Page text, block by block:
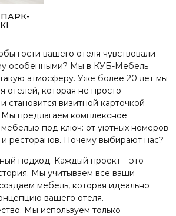
гости вашего отеля чувствовали
особенными? Мы в КУБ-Мебель
такую атмосферу. Уже более 20 лет мы
отелей, которая не просто
становится визитной карточкой
предлагаем комплексное
под ключ: от уютных номеров
ресторанов. Почему выбирают нас?
подход. Каждый проект – это
Мы учитываем все ваши
мебель, которая идеально
вашего отеля.
Мы используем только